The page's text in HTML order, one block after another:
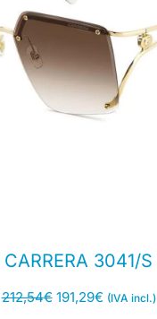
CARRERA 3041/S
212,54€ 191,29€ (IVA incl.)